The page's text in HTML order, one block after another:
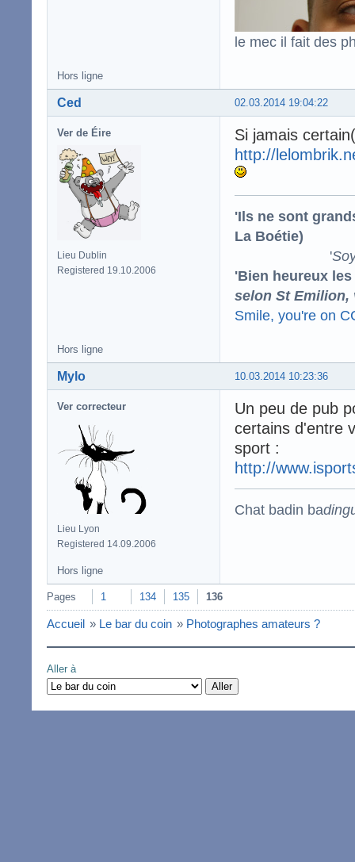
le mec il fait des
Hors ligne
02.03.2014 19:04:22
Ced
Ver de Éire
Lieu Dublin
Registered 19.10.2006
Si jamais
http://
'Ils ne sont
La Boétie)
'
'Bien heureux
selon St Emilion,
Smile, you're on
Hors ligne
10.03.2014 10:23:36
Mylo
Ver correcteur
Lieu Lyon
Registered 14.09.2006
Un peu de pub
certains d'entre
sport :
http://
Chat badin ba
Hors ligne
Pages 1 134 135 136
Accueil » Le bar du coin » Photographes amateurs ?
Aller à